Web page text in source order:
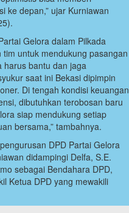
ke depan,” ujar Kurniawan
Gelora dalam Pilkada
untuk mendukung pasangan
harus bantu dan jaga
saat ini Bekasi dipimpin
Di tengah kondisi keuangan
dibutuhkan terobosan baru
siap mendukung setiap
bersama,” tambahnya.
DPD Partai Gelora
didampingi Delfa, S.E.
sebagai Bendahara DPD,
Ketua DPD yang mewakili